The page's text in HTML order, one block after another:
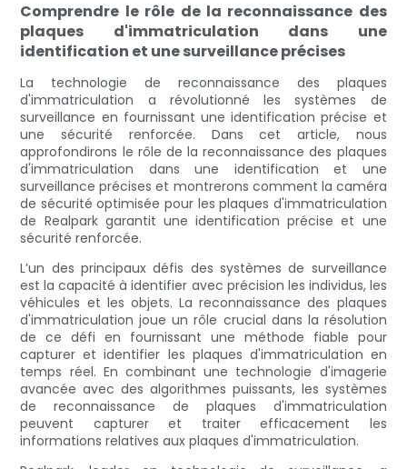
Comprendre le rôle de la reconnaissance des
plaques d'immatriculation dans une
identification et une surveillance précises
La technologie de reconnaissance des plaques
d'immatriculation a révolutionné les systèmes de
surveillance en fournissant une identification précise et
une sécurité renforcée. Dans cet article, nous
approfondirons le rôle de la reconnaissance des plaques
d'immatriculation dans une identification et une
surveillance précises et montrerons comment la caméra
de sécurité optimisée pour les plaques d'immatriculation
de Realpark garantit une identification précise et une
sécurité renforcée.
L’un des principaux défis des systèmes de surveillance
est la capacité à identifier avec précision les individus, les
véhicules et les objets. La reconnaissance des plaques
d'immatriculation joue un rôle crucial dans la résolution
de ce défi en fournissant une méthode fiable pour
capturer et identifier les plaques d'immatriculation en
temps réel. En combinant une technologie d'imagerie
avancée avec des algorithmes puissants, les systèmes
de reconnaissance de plaques d'immatriculation
peuvent capturer et traiter efficacement les
informations relatives aux plaques d'immatriculation.